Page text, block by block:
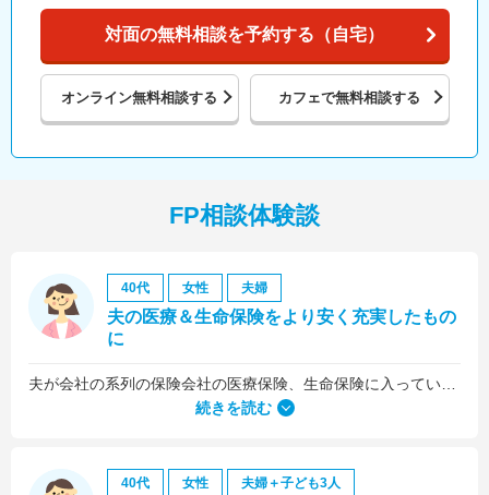
対面の無料相談を予約する（自宅）
オンライン無料相談する カフェで無料相談する
FP相談体験談
40代 女性 夫婦
夫の医療＆生命保険をより安く充実したもの
に
続きを読む
40代 女性 夫婦＋子ども3人